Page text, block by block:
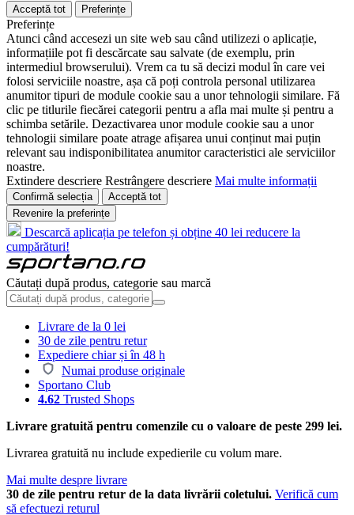
Acceptă tot Preferințe
Preferințe
Atunci când accesezi un site web sau când utilizezi o aplicație,
informațiile pot fi descărcate sau salvate (de exemplu, prin
intermediul browserului). Vrem ca tu să decizi modul în care vei
folosi serviciile noastre, așa că poți controla personal utilizarea
anumitor tipuri de module cookie sau a unor tehnologii similare. Fă
clic pe titlurile fiecărei categorii pentru a afla mai multe și pentru a
schimba setările. Dezactivarea unor module cookie sau a unor
tehnologii similare poate atrage afișarea unui conținut mai puțin
relevant sau indisponibilitatea anumitor caracteristici ale serviciilor
noastre.
Extindere descriere Restrângere descriere Mai multe informații
Confirmă selecția
Acceptă tot
Revenire la preferințe
Descarcă aplicația pe telefon și obține 40 lei reducere la
cumpărături!
Căutați după produs, categorie sau marcă
Livrare de la 0 lei
30 de zile pentru retur
Expediere chiar și în 48 h
Numai produse originale
Sportano Club
4.62 Trusted Shops
Livrare gratuită pentru comenzile cu o valoare de peste 299 lei.
Livrarea gratuită nu include expedierile cu volum mare.
Mai multe despre livrare
30 de zile pentru retur de la data livrării coletului. Verifică cum
să efectuezi returul